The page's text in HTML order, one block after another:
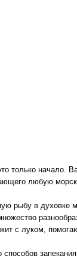
только начало.
любую
рыбу в духовке
с луком,
способов